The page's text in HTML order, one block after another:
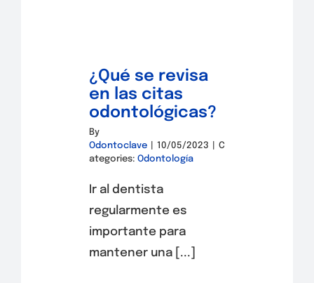
¿Qué se revisa
en las citas
odontológicas?
By
Odontoclave
10/05/2023
C
ategories: Odontología
Ir al dentista
regularmente es
importante para
mantener una [...]